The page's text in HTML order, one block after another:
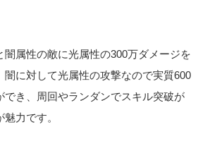
闇属性の敵に光属性の300万ダメージを
闇に対して光属性の攻撃なので実質600
でき、周回やランダンでスキル突破が
力です。